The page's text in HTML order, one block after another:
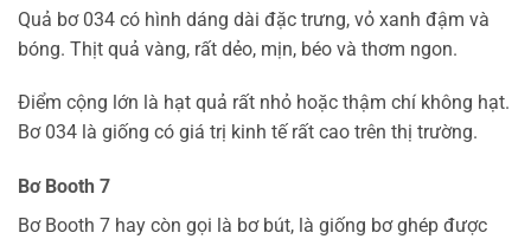
Quả bơ 034 có hình dáng dài đặc trưng, vỏ xanh đậm và
bóng. Thịt quả vàng, rất dẻo, mịn, béo và thơm ngon.
Điểm cộng lớn là hạt quả rất nhỏ hoặc thậm chí không hạt.
Bơ 034 là giống có giá trị kinh tế rất cao trên thị trường.
Bơ Booth 7
Bơ Booth 7 hay còn gọi là bơ bút, là giống bơ ghép được